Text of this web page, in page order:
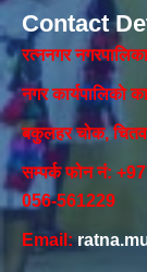
Contact
रत्ननगर नगरपालिका
नगर कार्यपालिकाे
बकुलहर चोक,
सम्पर्क फोन नं:
056-561229
Email: